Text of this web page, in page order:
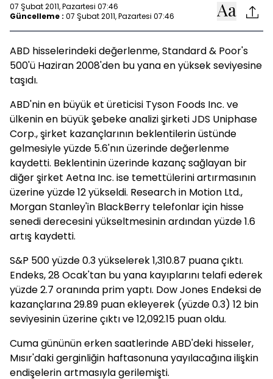
07 Şubat 2011, Pazartesi 07:46
Güncelleme : 07 Şubat 2011, Pazartesi 07:46
ABD hisselerindeki değerlenme, Standard & Poor's
500'ü Haziran 2008'den bu yana en yüksek seviyesine
taşıdı.
ABD'nin en büyük et üreticisi Tyson Foods Inc. ve
ülkenin en büyük şebeke analizi şirketi JDS Uniphase
Corp., şirket kazançlarının beklentilerin üstünde
gelmesiyle yüzde 5.6'nın üzerinde değerlenme
kaydetti. Beklentinin üzerinde kazanç sağlayan bir
diğer şirket Aetna Inc. ise temettülerini artırmasının
üzerine yüzde 12 yükseldi. Research in Motion Ltd.,
Morgan Stanley'in BlackBerry telefonlar için hisse
senedi derecesini yükseltmesinin ardından yüzde 1.6
artış kaydetti.
S&P 500 yüzde 0.3 yükselerek 1,310.87 puana çıktı.
Endeks, 28 Ocak'tan bu yana kayıplarını telafi ederek
yüzde 2.7 oranında prim yaptı. Dow Jones Endeksi de
kazançlarına 29.89 puan ekleyerek (yüzde 0.3) 12 bin
seviyesinin üzerine çıktı ve 12,092.15 puan oldu.
Cuma gününün erken saatlerinde ABD'deki hisseler,
Mısır'daki gerginliğin haftasonuna yayılacağına ilişkin
endişelerin artmasıyla gerilemişti.